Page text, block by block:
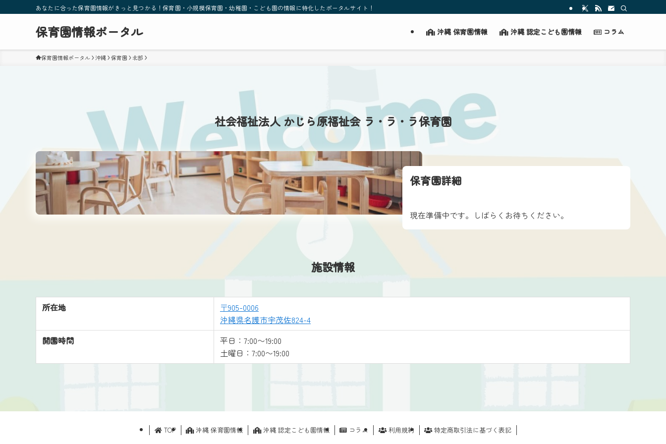
あなたに合った保育園情報がきっと見つかる！保育園・小規模保育園・幼稚園・こども園の情報に特化したポータルサイト！
保育園情報ポータル 沖縄 保育園情報 沖縄 認定こども園情報 コラム
保育園情報ポータル 沖縄 保育園 北部
社会福祉法人 かじら原福祉会 ラ・ラ・ラ保育園
保育園詳細
現在準備中です。しばらくお待ちください。
施設情報
所在地
〒905-0006
沖縄県名護市宇茂佐824-4
開園時間
平日：7:00〜19:00
土曜日：7:00〜19:00
TOP 沖縄 保育園情報 沖縄 認定こども園情報 コラム 利用規約 特定商取引法に基づく表記